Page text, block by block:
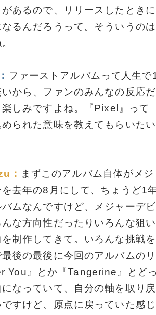
あるので、リリースしたときに
るんだろうって。そういうのは
ファーストアルバムって人生で
から、ファンのみんなの反応だ
しみですよね。『Pixel』って
られた意味を教えてもらいたい
： まずこのアルバム自体がメジ
を去年の8月にして、ちょうど1
ムなんですけど、メジャーデビ
な方向性だったりいろんな狙い
制作してきて。いろんな挑戦を
後の最後に今回のアルバムのリ
You』とか『Tangerine』とど
なっていて、自分の軸を取り戻
すけど、原点に戻っていた感じ